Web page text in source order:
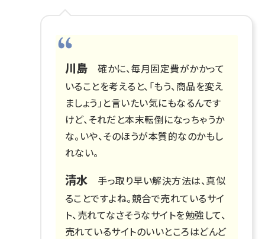
川島 確かに、毎月固定費がかかって
いることを考えると、「もう、商品を変え
ましょう」と言いたい気にもなるんです
けど、それだと本末転倒になっちゃうか
な。いや、そのほうが本質的なのかもし
れない。
清水 手っ取り早い解決方法は、真似
ることですよね。競合で売れているサイ
ト、売れてなさそうなサイトを勉強して、
売れているサイトのいいところはどんど